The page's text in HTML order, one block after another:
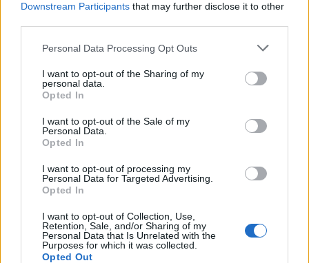
Downstream Participants that may further disclose it to other
Personal Data Processing Opt Outs
I want to opt-out of the Sharing of my
personal data.
Opted In
I want to opt-out of the Sale of my
Personal Data.
Opted In
I want to opt-out of processing my
Personal Data for Targeted Advertising.
Opted In
I want to opt-out of Collection, Use,
Retention, Sale, and/or Sharing of my
Personal Data that Is Unrelated with the
Purposes for which it was collected.
Opted Out
Γενικός Δείκτης Τιμών, με
09/07/2026 - 11:14
Εμπορικός Σύλλογος
Πειραιώς: Ζητά τη
δημιουργία Εθνικού
Μηχανισμού Ελέγχου
Εισαγόμενων Προϊόντων